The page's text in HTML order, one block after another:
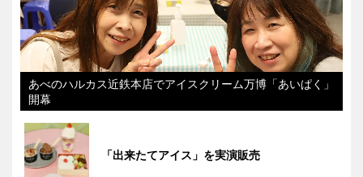
あべのハルカス近鉄本店でアイスクリーム万博「あいぱく」
開幕
「出来たてアイス」を実演販売